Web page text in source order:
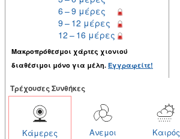
6 – 9 μέρες
9 – 12 μέρες
12 – 16 μέρες
Μακροπρόθεσμοι χάρτες χιονιού
διαθέσιμοι μόνο για μέλη. Εγγραφείτε!
Tρέχουσες Συνθήκες
Καιρός
Ανεμοι
Κάμερες